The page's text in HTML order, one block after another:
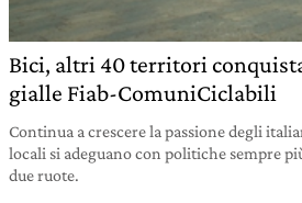
Bici, altri 40 territori
gialle Fiab-ComuniCiclabili
Continua a crescere la passione degli
locali si adeguano con politiche sempre
due ruote.